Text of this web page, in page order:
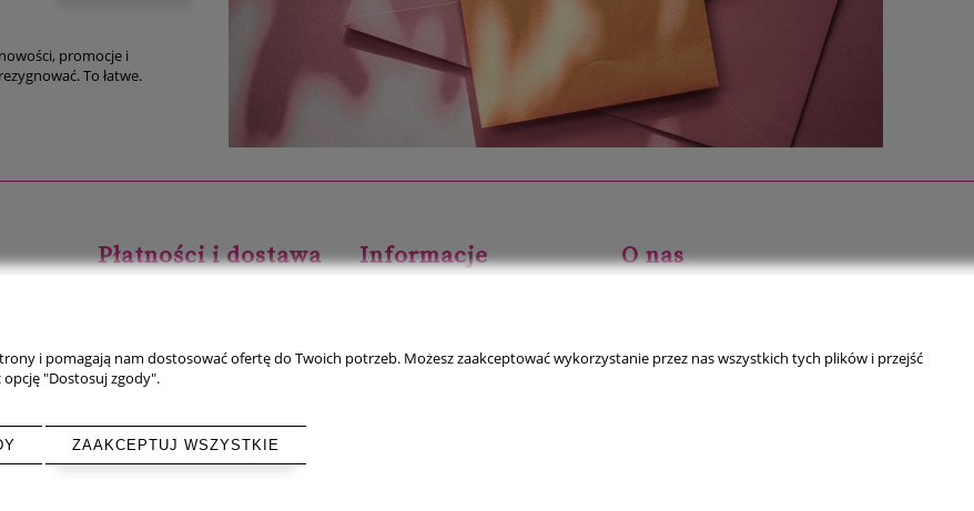
promocje i
w każdej chwili możesz z niego zrezygnować. To łatwe.
Płatności i dostawa
Czas realizacji zamówienia
Informacje
Jak kupować?
O nas
i pomagają nam dostosować ofertę do Twoich potrzeb. Możesz zaakceptować wykorzystanie przez nas wszystkich tych plików i przejść
"Dostosuj zgody".
ZAAKCEPTUJ WSZYSTKIE